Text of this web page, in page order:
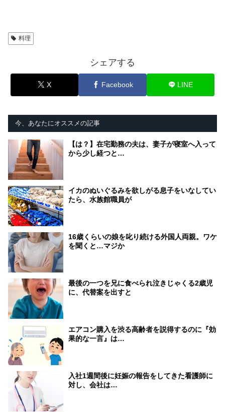
料理
シェアする
X Facebook LINE
今、あなたにオススメの記事
【は？】在宅勤務の夫は、妻子が寝室へ入って
から少し経つと…
イカのぬいぐるみを欲しがる息子をいなしてい
たら、水族館職員が
16歳くらいの娘を叱り続ける外国人両親。ワケ
を聞くと…マジか
最後の一つを兄に食べられ泣きじゃくる2歳児
に、代替案を出すと
エアコン購入を渋る高齢者を説得するのに『効
果的な一言』は…
入社1週間後に妊娠の報告をしてきた看護師に
対し、会社は…